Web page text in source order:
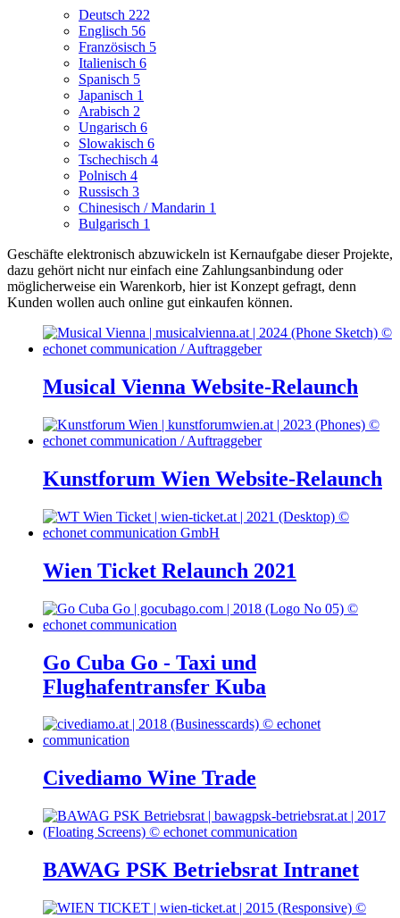
Deutsch 222
Englisch 56
Französisch 5
Italienisch 6
Spanisch 5
Japanisch 1
Arabisch 2
Ungarisch 6
Slowakisch 6
Tschechisch 4
Polnisch 4
Russisch 3
Chinesisch / Mandarin 1
Bulgarisch 1
Geschäfte elektronisch abzuwickeln ist Kernaufgabe dieser Projekte,
dazu gehört nicht nur einfach eine Zahlungsanbindung oder
möglicherweise ein Warenkorb, hier ist Konzept gefragt, denn
Kunden wollen auch online gut einkaufen können.
Musical Vienna Website-Relaunch
Kunstforum Wien Website-Relaunch
Wien Ticket Relaunch 2021
Go Cuba Go - Taxi und
Flughafentransfer Kuba
Civediamo Wine Trade
BAWAG PSK Betriebsrat Intranet